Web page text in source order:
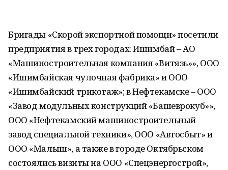
Бригады «Скорой экспортной помощи» посетили
предприятия в трех городах: Ишимбай – АО
«Машиностроительная компания «Витязь»», ООО
«Ишимбайская чулочная фабрика» и ООО
«Ишимбайский трикотаж»; в Нефтекамске – ООО
«Завод модульных конструкций «Башеврокуб»»,
ООО «Нефтекамский машиностроительный
завод специальной техники», ООО «Автосбыт» и
ООО «Малыш», а также в городе Октябрьском
состоялись визиты на ООО «Спецэнергострой»,